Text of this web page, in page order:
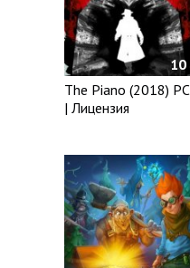
10
The Piano (2018) PC
| Лицензия